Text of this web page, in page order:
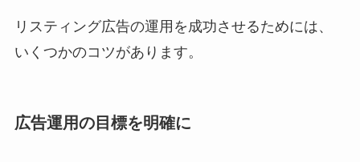
リスティング広告の運用を成功させるためには、
いくつかのコツがあります。
広告運用の目標を明確に